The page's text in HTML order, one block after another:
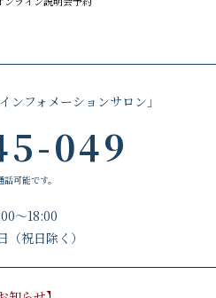
インフォメーションサロン」
049
可能です。
〜18:00
祝日除く）